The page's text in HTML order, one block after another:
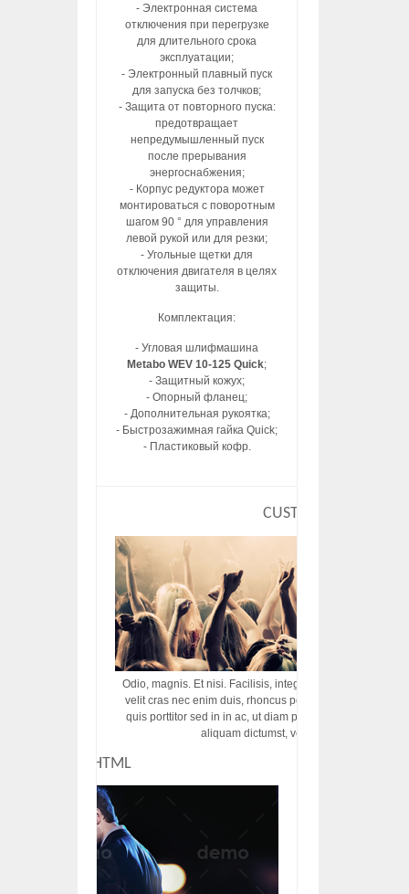
- Электронная система
отключения при перегрузке
для длительного срока
эксплуатации;
- Электронный плавный пуск
для запуска без толчков;
- Защита от повторного пуска:
предотвращает
непредумышленный пуск
после прерывания
энергоснабжения;
- Корпус редуктора может
монтироваться с поворотным
шагом 90 ° для управления
левой рукой или для резки;
- Угольные щетки для
отключения двигателя в целях
защиты.
Комплектация:
- Угловая шлифмашина
Metabo WEV 10-125 Quick;
- Защитный кожух;
- Опорный фланец;
- Дополнительная рукоятка;
- Быстрозажимная гайка Quick;
- Пластиковый кофр.
CUSTOM HTML
Odio, magnis. Et nisi. Facilisis, integer! Risus augue! Non
velit cras nec enim duis, rhoncus porttitor ac vut rhoncus
quis porttitor sed in in ac, ut diam porttitor odio nunc
aliquam dictumst, vel amet tincidunt
CUSTOM HTML